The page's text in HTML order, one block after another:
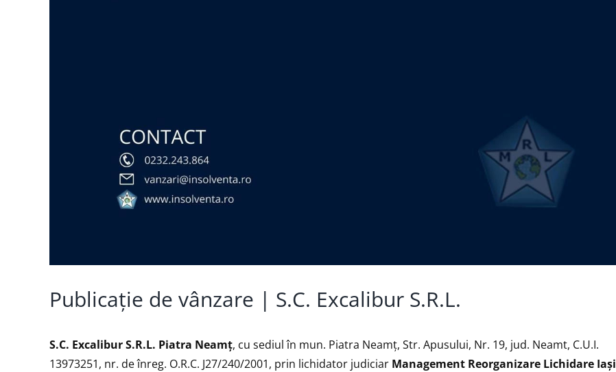
Publicație de vânzare | S.C. Excalibur S.R.L.
S.C. Excalibur S.R.L. Piatra Neamţ, cu sediul în mun. Piatra Neamț, Str. Apusului, Nr. 19, jud. Neamt, C.U.I.
13973251, nr. de înreg. O.R.C. J27/240/2001, prin lichidator judiciar Management Reorganizare Lichidare Iaşi